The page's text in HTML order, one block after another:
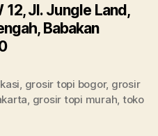
12, Jl. Jungle Land,
Babakan
grosir topi bogor, grosir
grosir topi murah toko